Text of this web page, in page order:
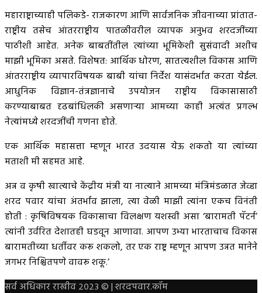
महाराष्ट्राच्याही पलिकडे- राजकारण आणि सार्वजनिक जीवनाच्या प्रांतात-
राष्ट्रीय तसेच आंतरराष्ट्रीय पातळीवरील व्यापक अनुभव शरदजींच्या
पाठीशी आहेत. अनेक बाबतींतील त्यांच्या भूमिकेशी सुसंवादी अशीच
माझी भूमिका असते. विशेषत: आर्थिक धोरण, सातत्यशील विकास आणि
आंतरराष्ट्रीय व्यापारविषयक बाबी यांचा निर्देश यासंदर्भात करता येईल.
आधुनिक विज्ञान-तंत्रज्ञानाचे उपयोजन राष्ट्रीय विकासासाठी
करण्याबाबत दृढबांधिलकी असणाऱ्या आमच्या काही अत्यंत प्रगल्भ
नेत्यांमध्ये शरदजींची गणना होते.
एक आर्थिक महासत्ता म्हणून भारत उदयास येऊ शकतो या त्यांच्या
मताशी मी सहमत आहे.
अन्न व कृषी खात्याचे केंद्रीय मंत्री या नात्याने आमच्या मंत्रिमंडळात जेव्हा
शरद पवार यांचा अंतर्भाव झाला, त्या वेळी माझी त्यांना एकच विनंती
होती : कृषिविषयक विकासाचा विलक्षण यशस्वी असा ‘बारामती पॅटर्न’
त्यांनी उर्वरित देशातही घडवून आणावा. आपण उभ्या भारताचाच विकास
बारामतीच्या धर्तीवर करू शकलो, तर एक राष्ट्र म्हणून आपण उन्नत मानेने
जगभर निश्चितपणे वावरू शकू.’
सर्व अधिकार राखीव २०२३ © | शरदपवार.कॉम